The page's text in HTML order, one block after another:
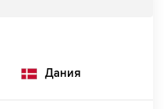
Дания